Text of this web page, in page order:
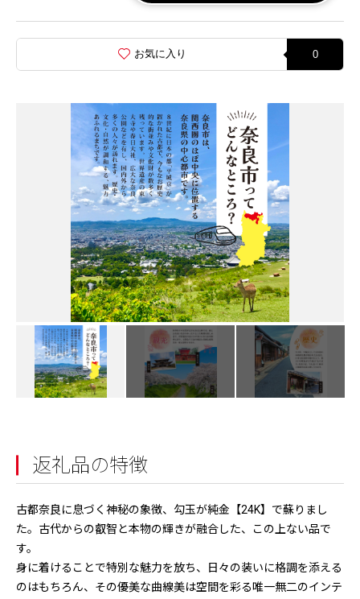
お気に入り 0
返礼品の特徴
古都奈良に息づく神秘の象徴、勾玉が純金【24K】で蘇りまし
た。古代からの叡智と本物の輝きが融合した、この上ない品で
す。
身に着けることで特別な魅力を放ち、日々の装いに格調を添える
のはもちろん、その優美な曲線美は空間を彩る唯一無二のインテ